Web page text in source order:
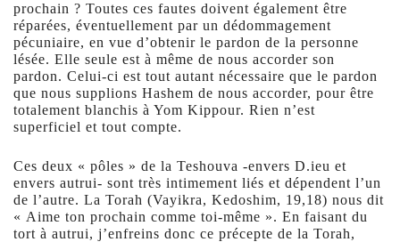
prochain ? Toutes ces fautes doivent également être
réparées, éventuellement par un dédommagement
pécuniaire, en vue d’obtenir le pardon de la personne
lésée. Elle seule est à même de nous accorder son
pardon. Celui-ci est tout autant nécessaire que le pardon
que nous supplions Hashem de nous accorder, pour être
totalement blanchis à Yom Kippour. Rien n’est
superficiel et tout compte.
Ces deux « pôles » de la Teshouva -envers D.ieu et
envers autrui- sont très intimement liés et dépendent l’un
de l’autre. La Torah (Vayikra, Kedoshim, 19,18) nous dit
« Aime ton prochain comme toi-même ». En faisant du
tort à autrui, j’enfreins donc ce précepte de la Torah,